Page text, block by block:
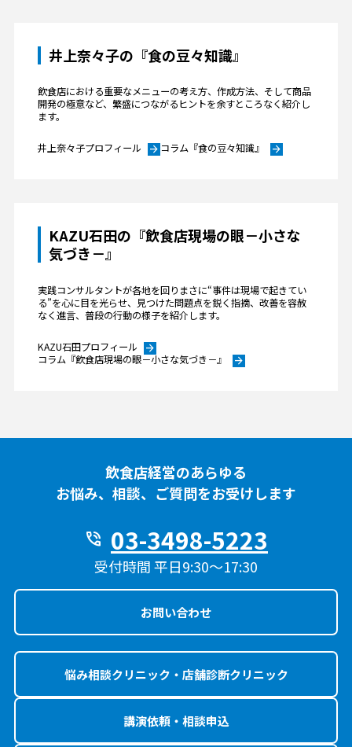
井上奈々子の『食の豆々知識』
飲食店における重要なメニューの考え方、作成方法、そして商品
開発の極意など、繁盛につながるヒントを余すところなく紹介し
ます。
井上奈々子プロフィール arrow_forwardコラム『食の豆々知識』 arrow_forward
KAZU石田の『飲食店現場の眼－小さな
気づき－』
実践コンサルタントが各地を回りまさに“事件は現場で起きてい
る”を心に目を光らせ、見つけた問題点を鋭く指摘、改善を容赦
なく進言、普段の行動の様子を紹介します。
KAZU石田プロフィール arrow_forward
コラム『飲食店現場の眼－小さな気づき－』 arrow_forward
飲食店経営のあらゆる
お悩み、相談、ご質問をお受けします
phone_in_talk 03-3498-5223
受付時間 平日9:30〜17:30
お問い合わせ
悩み相談クリニック・店舗診断クリニック
講演依頼・相談申込